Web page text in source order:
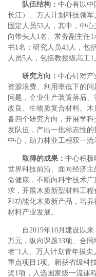
队伍结构： 中心有以中
长江）、万人计划科技领军
固定人员53人，其中，中
向带头人1名、常务副主任
书1名；研究人员43人，包
人员5人，包括教授级高工
研究方向： 中心针对产
资源浪费、利用率低下的
问题，企业生产装置落后
改良、生物质复合材料、
备四个研究方向，开展学
发队伍，产出一批标志性
中心，助力林业工程双一流
取得的成果： 中心积极
世界科技前沿、面向经济
命健康，不断向科学技术
求，开展木质新型材料工
和功能化木质新产品，培
材料产业发展。
自2019年10月建设以
万元，纵向课题33项、合
者”1人、万人计划青年拔
重点项目1项。新获省级科
奖1项，入选国家级一流课